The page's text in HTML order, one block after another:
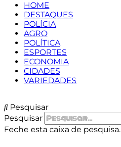
HOME
DESTAQUES
POLÍCIA
AGRO
POLÍTICA
ESPORTES
ECONOMIA
CIDADES
VARIEDADES
Pesquisar
Pesquisar
Feche esta caixa de pesquisa.